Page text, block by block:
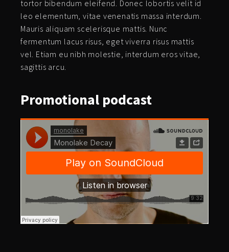
tortor bibendum eleifend. Donec lobortis velit id
leo elementum, vitae venenatis massa interdum.
Mauris aliquam scelerisque mattis. Nunc
fermentum lacus risus, eget viverra risus mattis
vel. Etiam eu nibh molestie, interdum eros vitae,
sagittis arcu.
Promotional podcast